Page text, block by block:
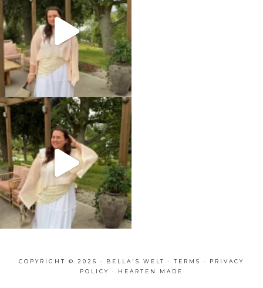
COPYRIGHT © 2026 · BELLA'S WELT · TERMS · PRIVACY
POLICY
· HEARTEN MADE